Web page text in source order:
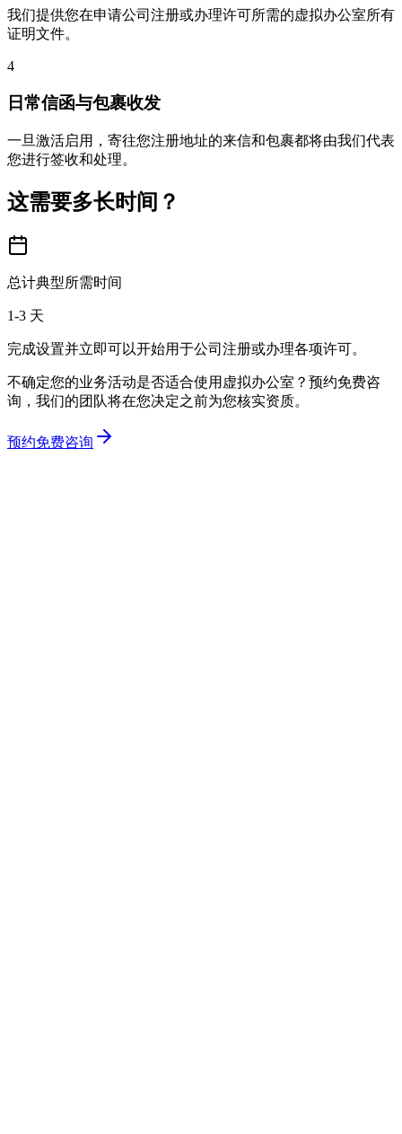
我们提供您在申请公司注册或办理许可所需的虚拟办公室所有
证明文件。
4
日常信函与包裹收发
一旦激活启用，寄往您注册地址的来信和包裹都将由我们代表
您进行签收和处理。
这需要多长时间？
总计典型所需时间
1-3 天
完成设置并立即可以开始用于公司注册或办理各项许可。
不确定您的业务活动是否适合使用虚拟办公室？预约免费咨
询，我们的团队将在您决定之前为您核实资质。
预约免费咨询